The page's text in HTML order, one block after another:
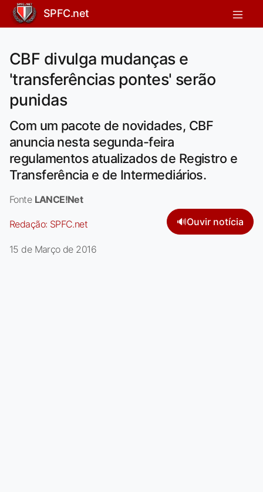
SPFC.net
CBF divulga mudanças e
'transferências pontes' serão
punidas
Com um pacote de novidades, CBF
anuncia nesta segunda-feira
regulamentos atualizados de Registro e
Transferência e de Intermediários.
Fonte LANCE!Net
Redação: SPFC.net 🔊Ouvir notícia
15 de Março de 2016